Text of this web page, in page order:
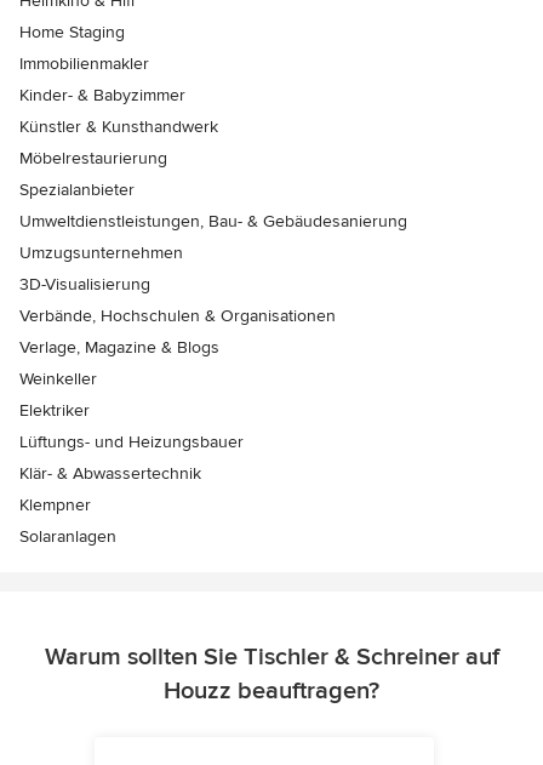
Home Staging
Immobilienmakler
Kinder- & Babyzimmer
Künstler & Kunsthandwerk
Möbelrestaurierung
Spezialanbieter
Umweltdienstleistungen, Bau- & Gebäudesanierung
Umzugsunternehmen
3D-Visualisierung
Verbände, Hochschulen & Organisationen
Verlage, Magazine & Blogs
Weinkeller
Elektriker
Lüftungs- und Heizungsbauer
Klär- & Abwassertechnik
Klempner
Solaranlagen
Warum sollten Sie Tischler & Schreiner auf
Houzz beauftragen?